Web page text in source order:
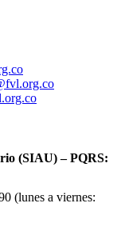
(SIAU) – PQRS:
(lunes a viernes: